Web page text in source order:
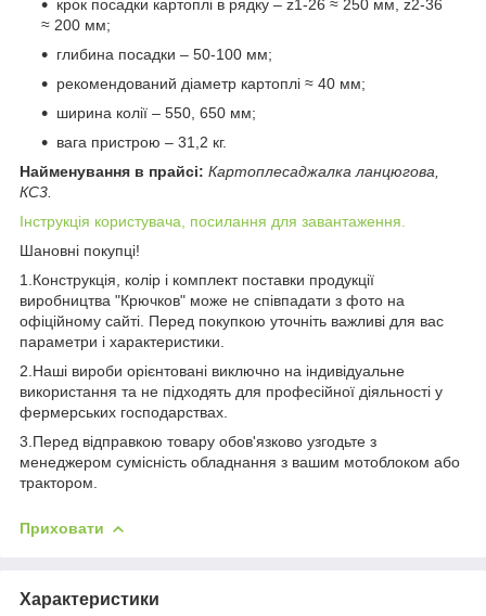
крок посадки картоплі в рядку – z1-26 ≈ 250 мм, z2-36
≈ 200 мм;
глибина посадки – 50-100 мм;
рекомендований діаметр картоплі ≈ 40 мм;
ширина колії – 550, 650 мм;
вага пристрою – 31,2 кг.
Найменування в прайсі: Картоплесаджалка ланцюгова,
КС3.
Інструкція користувача, посилання для завантаження.
Шановні покупці!
1.Конструкція, колір і комплект поставки продукції
виробництва "Крючков" може не співпадати з фото на
офіційному сайті. Перед покупкою уточніть важливі для вас
параметри і характеристики.
2.Наші вироби орієнтовані виключно на індивідуальне
використання та не підходять для професійної діяльності у
фермерських господарствах.
3.Перед відправкою товару обов'язково узгодьте з
менеджером сумісність обладнання з вашим мотоблоком або
трактором.
Приховати
Характеристики